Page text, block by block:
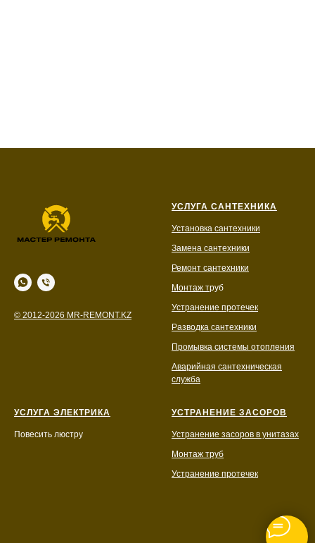
© 2012-2026 MR-REMONT.KZ
УСЛУГА САНТЕХНИКА
Установка сантехники
Замена сантехники
Ремонт сантехники
Монтаж труб
Устранение протечек
Разводка сантехники
Промывка системы отопления
Аварийная сантехническая
служба
УСЛУГА ЭЛЕКТРИКА
Повесить люстру
УСТРАНЕНИЕ ЗАСОРОВ
Устранение засоров в унитазах
Монтаж труб
Устранение протечек